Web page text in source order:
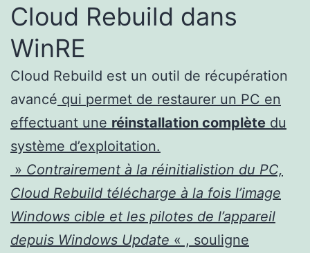
Cloud Rebuild dans
WinRE
Cloud Rebuild est un outil de récupération
avancé qui permet de restaurer un PC en
effectuant une réinstallation complète du
système d’exploitation.
» Contrairement à la réinitialistion du PC,
Cloud Rebuild télécharge à la fois l’image
Windows cible et les pilotes de l’appareil
depuis Windows Update « , souligne